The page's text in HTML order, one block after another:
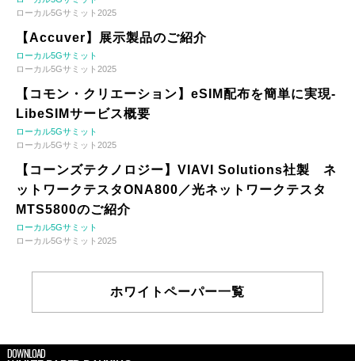
ローカル5Gサミット2025
【Accuver】展示製品のご紹介
ローカル5Gサミット
ローカル5Gサミット2025
【コモン・クリエーション】eSIM配布を簡単に実現-
LibeSIMサービス概要
ローカル5Gサミット
ローカル5Gサミット2025
【コーンズテクノロジー】VIAVI Solutions社製 ネ
ットワークテスタONA800／光ネットワークテスタ
MTS5800のご紹介
ローカル5Gサミット
ローカル5Gサミット2025
ホワイトペーパー一覧
DOWNLOAD